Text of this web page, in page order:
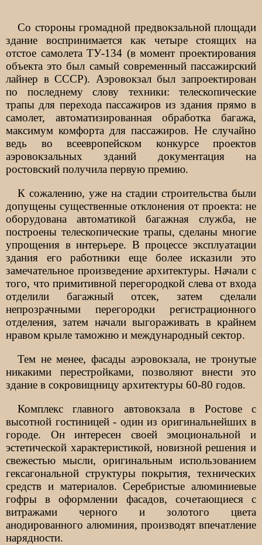
Со стороны громадной предвокзальной площади
здание воспринимается как четыре стоящих на
отстое самолета ТУ-134 (в момент проектирования
объекта это был самый современный пассажирский
лайнер в СССР). Аэровокзал был запроектирован
по последнему слову техники: телескопические
трапы для перехода пассажиров из здания прямо в
самолет, автоматизированная обработка багажа,
максимум комфорта для пассажиров. Не случайно
ведь во всеевропейском конкурсе проектов
аэровокзальных зданий документация на
ростовский получила первую премию.
К сожалению, уже на стадии строительства были
допущены существенные отклонения от проекта: не
оборудована автоматикой багажная служба, не
построены телескопические трапы, сделаны многие
упрощения в интерьере. В процессе эксплуатации
здания его работники еще более исказили это
замечательное произведение архитектуры. Начали с
того, что примитивной перегородкой слева от входа
отделили багажный отсек, затем сделали
непрозрачными перегородки регистрационного
отделения, затем начали выгораживать в крайнем
нравом крыле таможню и международный сектор.
Тем не менее, фасады аэровокзала, не тронутые
никакими перестройками, позволяют внести это
здание в сокровищницу архитектуры 60-80 годов.
Комплекс главного автовокзала в Ростове с
высотной гостиницей - один из оригинальнейших в
городе. Он интересен своей эмоциональной и
эстетической характеристикой, новизной решения и
свежестью мысли, оригинальным использованием
гексагональной структуры покрытия, технических
средств и материалов. Серебристые алюминиевые
гофры в оформлении фасадов, сочетающиеся с
витражами черного и золотого цвета
анодированного алюминия, производят впечатление
нарядности.